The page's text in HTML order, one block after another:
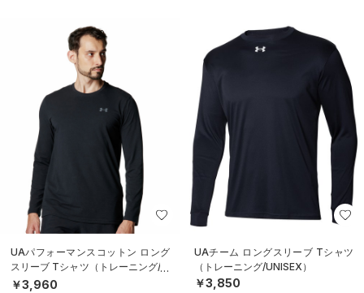
UAパフォーマンスコットン ロング
スリーブ Tシャツ（トレーニング/M
EN）
￥3,960
UAチーム ロングスリーブ Tシャツ
（トレーニング/UNISEX）
￥3,850